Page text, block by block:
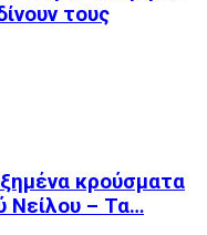
τους
κρούσματα
Νείλου – Τα…